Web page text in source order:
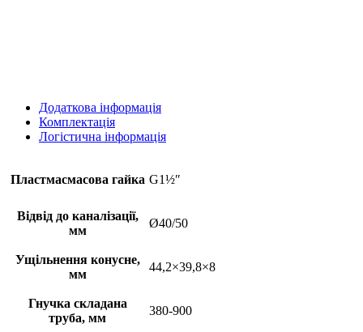
Додаткова інформація
Комплектація
Логістична інформація
Пластмасмасова гайка G1½ʺ
Відвід до каналізації,
мм
Ø40/50
Ущільнення конусне,
мм
44,2×39,8×8
Гнучка складана
труба, мм
380-900